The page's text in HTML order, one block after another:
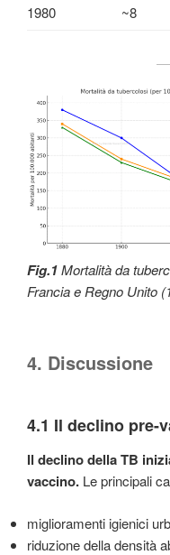
1980
~8
Fig.1Mortalità da
Francia e Regno Unito
4. Discussione
4.1 Il declino pre-
Il declino della TB
vaccino. Le principali
miglioramenti igienici
riduzione della densità